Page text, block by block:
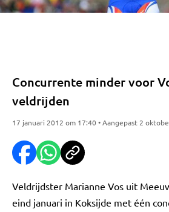
Concurrente minder voor
veldrijden
17 januari 2012 om 17:40 • Aangepast 2
Veldrijdster Marianne Vos uit
eind januari in Koksijde met één